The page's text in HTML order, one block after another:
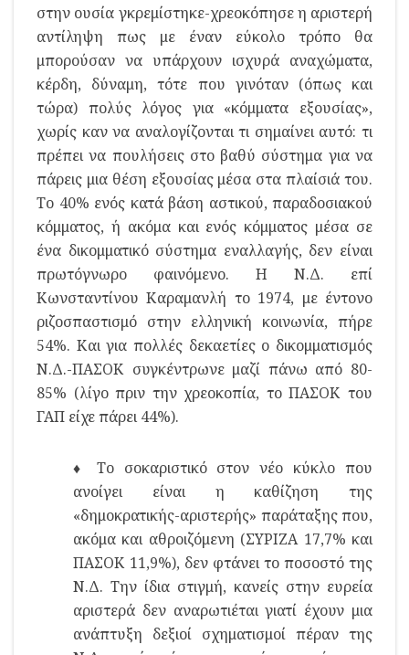
στην ουσία γκρεμίστηκε-χρεοκόπησε η αριστερή
αντίληψη πως με έναν εύκολο τρόπο θα
μπορούσαν να υπάρχουν ισχυρά αναχώματα,
κέρδη, δύναμη, τότε που γινόταν (όπως και
τώρα) πολύς λόγος για «κόμματα εξουσίας»,
χωρίς καν να αναλογίζονται τι σημαίνει αυτό: τι
πρέπει να πουλήσεις στο βαθύ σύστημα για να
πάρεις μια θέση εξουσίας μέσα στα πλαίσιά του.
Το 40% ενός κατά βάση αστικού, παραδοσιακού
κόμματος, ή ακόμα και ενός κόμματος μέσα σε
ένα δικομματικό σύστημα εναλλαγής, δεν είναι
πρωτόγνωρο φαινόμενο. Η Ν.Δ. επί
Κωνσταντίνου Καραμανλή το 1974, με έντονο
ριζοσπαστισμό στην ελληνική κοινωνία, πήρε
54%. Και για πολλές δεκαετίες ο δικομματισμός
Ν.Δ.-ΠΑΣΟΚ συγκέντρωνε μαζί πάνω από 80-
85% (λίγο πριν την χρεοκοπία, το ΠΑΣΟΚ του
ΓΑΠ είχε πάρει 44%).
♦ Το σοκαριστικό στον νέο κύκλο που
ανοίγει είναι η καθίζηση της
«δημοκρατικής-αριστερής» παράταξης που,
ακόμα και αθροιζόμενη (ΣΥΡΙΖΑ 17,7% και
ΠΑΣΟΚ 11,9%), δεν φτάνει το ποσοστό της
Ν.Δ. Την ίδια στιγμή, κανείς στην ευρεία
αριστερά δεν αναρωτιέται γιατί έχουν μια
ανάπτυξη δεξιοί σχηματισμοί πέραν της